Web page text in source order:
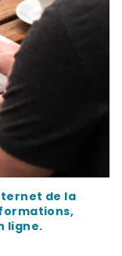
de la
ligne.